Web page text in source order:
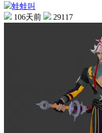
蛙蛙叫
106天前
29117